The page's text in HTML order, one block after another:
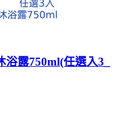
露750ml(任選入3_